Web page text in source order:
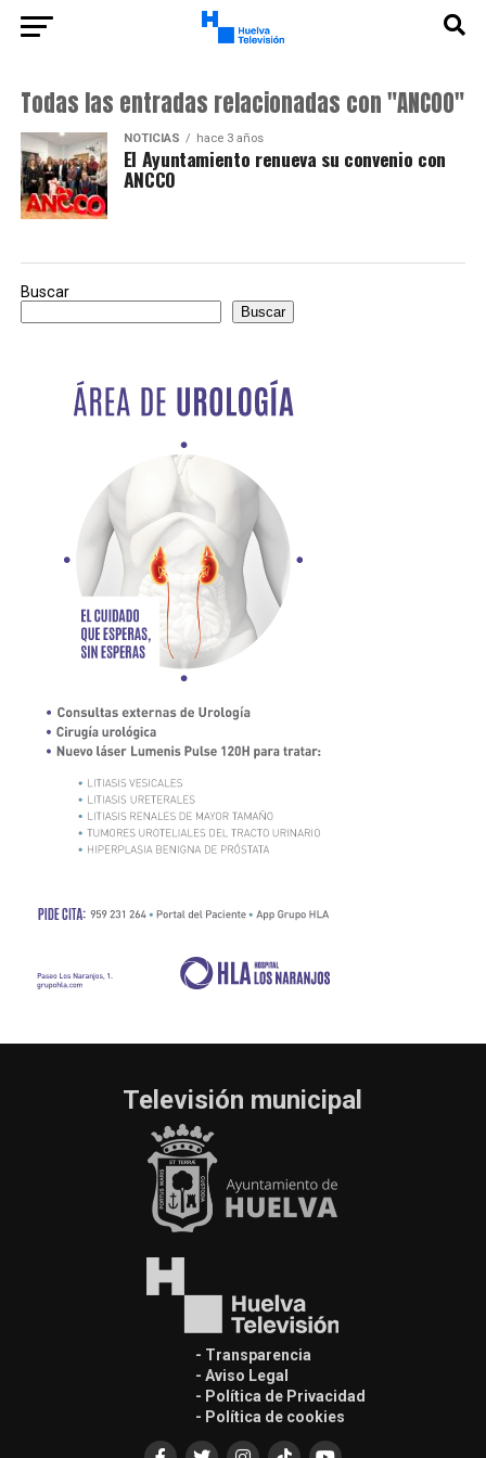
Todas las entradas relacionadas con "ANCOO"
NOTICIAS hace 3 años
El Ayuntamiento renueva su convenio con
ANCCO
Buscar
Buscar
Televisión municipal
- Transparencia
- Aviso Legal
- Política de Privacidad
- Política de cookies